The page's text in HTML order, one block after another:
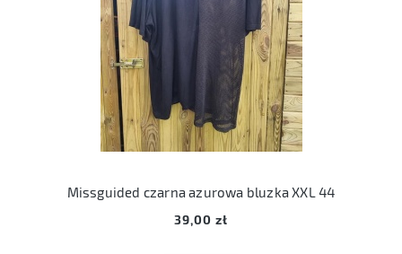
Missguided czarna azurowa bluzka XXL 44
39,00 zł